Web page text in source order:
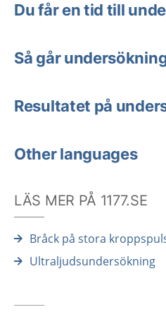
Du får en tid till
Så går
Resultatet på
Other languages
LÄS MER PÅ 1177.SE
Bråck på stora
Ultraljudsundersökning